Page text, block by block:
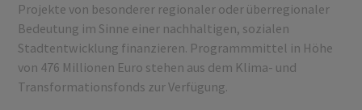
Projekte von besonderer regionaler oder überregionaler
Bedeutung im Sinne einer nachhaltigen, sozialen
Stadtentwicklung finanzieren. Programmmittel in Höhe
von 476 Millionen Euro stehen aus dem Klima- und
Transformationsfonds zur Verfügung.